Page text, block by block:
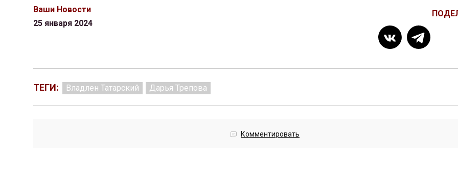
Ваши Новости
25 января 2024
ТЕГИ: Владлен Татарский Дарья Трепова
Комментировать